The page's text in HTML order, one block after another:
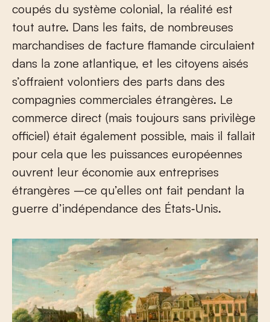
coupés du système colonial, la réalité est
tout autre. Dans les faits, de nombreuses
marchandises de facture flamande circulaient
dans la zone atlantique, et les citoyens aisés
s’offraient volontiers des parts dans des
compagnies commerciales étrangères. Le
commerce direct (mais toujours sans privilège
officiel) était également possible, mais il fallait
pour cela que les puissances européennes
ouvrent leur économie aux entreprises
étrangères –ce qu’elles ont fait pendant la
guerre d’indépendance des États‑Unis.